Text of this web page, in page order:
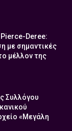
Deree:
με σημαντικές
μέλλον της
Συλλόγου
«Μεγάλη